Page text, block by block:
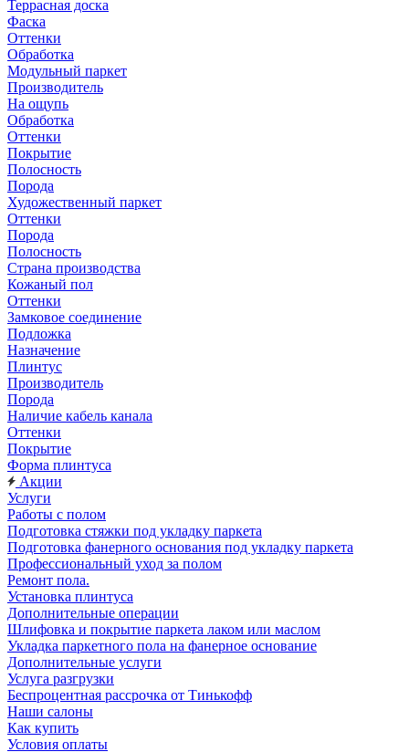
Террасная доска
Фаска
Оттенки
Обработка
Модульный паркет
Производитель
На ощупь
Обработка
Оттенки
Покрытие
Полосность
Порода
Художественный паркет
Оттенки
Порода
Полосность
Страна производства
Кожаный пол
Оттенки
Замковое соединение
Подложка
Назначение
Плинтус
Производитель
Порода
Наличие кабель канала
Оттенки
Покрытие
Форма плинтуса
Акции
Услуги
Работы с полом
Подготовка стяжки под укладку паркета
Подготовка фанерного основания под укладку паркета
Профессиональный уход за полом
Ремонт пола.
Установка плинтуса
Дополнительные операции
Шлифовка и покрытие паркета лаком или маслом
Укладка паркетного пола на фанерное основание
Дополнительные услуги
Услуга разгрузки
Беспроцентная рассрочка от Тинькофф
Наши салоны
Как купить
Условия оплаты